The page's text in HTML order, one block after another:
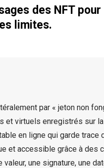
des NFT pour
limites.
par « jeton non
et virtuels enregistrés sur la
en ligne qui garde trace
et accessible grâce à des
une signature, une